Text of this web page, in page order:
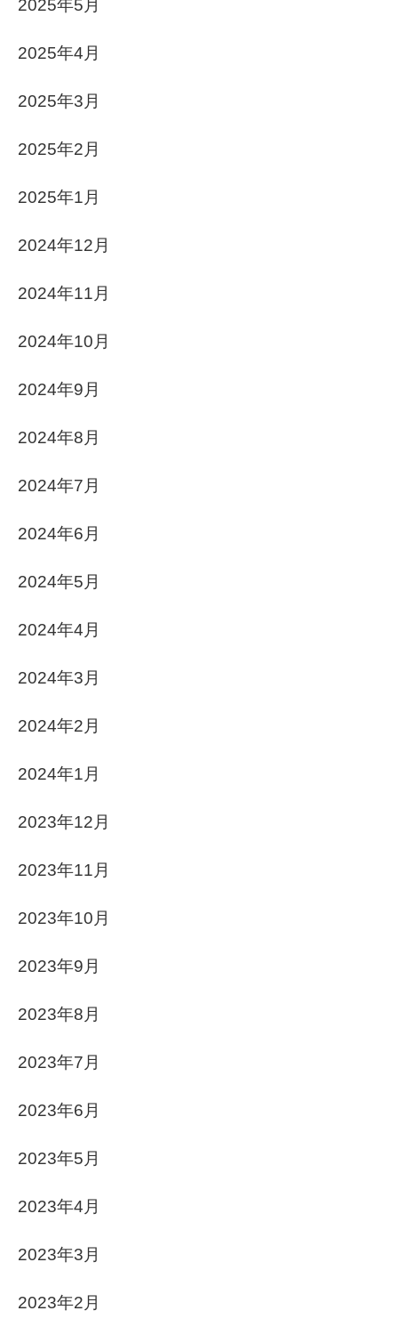
2025年5月
2025年4月
2025年3月
2025年2月
2025年1月
2024年12月
2024年11月
2024年10月
2024年9月
2024年8月
2024年7月
2024年6月
2024年5月
2024年4月
2024年3月
2024年2月
2024年1月
2023年12月
2023年11月
2023年10月
2023年9月
2023年8月
2023年7月
2023年6月
2023年5月
2023年4月
2023年3月
2023年2月